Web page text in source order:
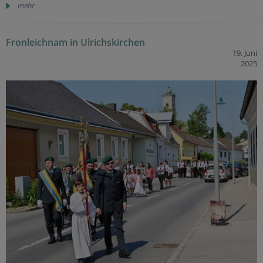
mehr
Fronleichnam in Ulrichskirchen
19. Juni
2025